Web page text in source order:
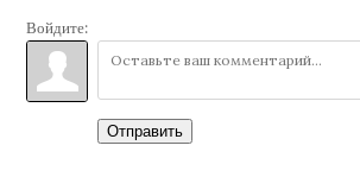
Войдите:
Отправить